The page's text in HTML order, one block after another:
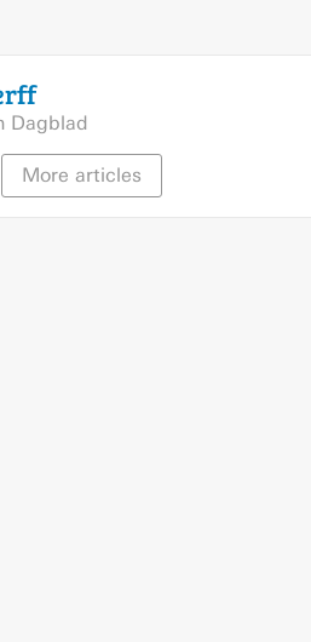
Dagblad
More articles